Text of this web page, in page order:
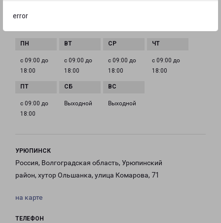
error
с 09:00 до
18:00
с 09:00 до
18:00
с 09:00 до
18:00
с 09:00 до
18:00
с 09:00 до
18:00
Выходной Выходной
УРЮПИНСК
Россия, Волгоградская область, Урюпинский
район, хутор Ольшанка, улица Комарова, 71
на карте
ТЕЛЕФОН